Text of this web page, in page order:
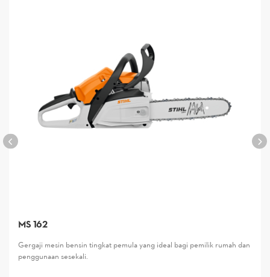
MS 162
Gergaji mesin bensin tingkat pemula yang ideal bagi pemilik rumah dan
penggunaan sesekali.